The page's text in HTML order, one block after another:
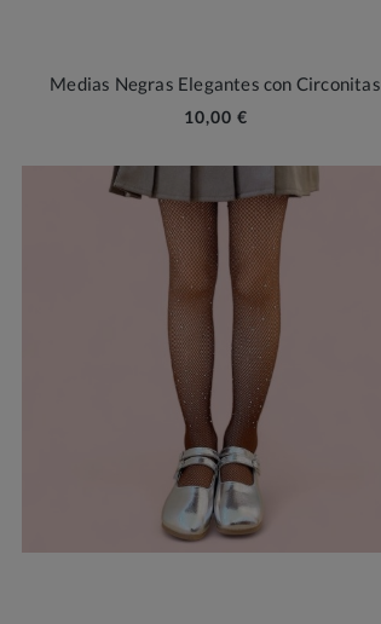
Medias Negras Elegantes con Circonitas
10,00 €